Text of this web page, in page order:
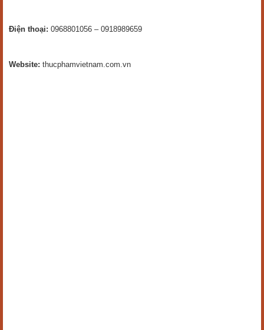
Điện thoại: 0968801056 – 0918989659
Website: thucphamvietnam.com.vn